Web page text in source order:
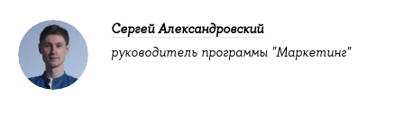
Сергей Александровский
руководитель программы "Маркетинг"